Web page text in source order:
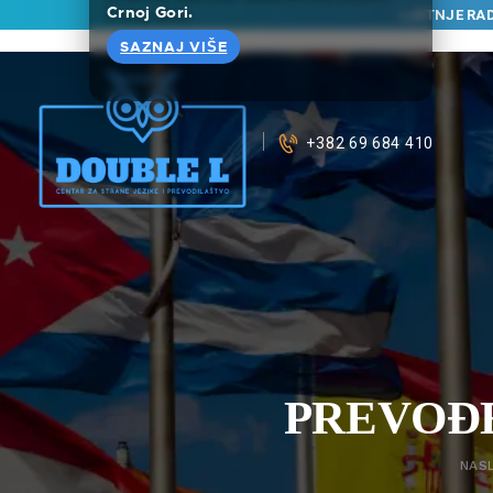
LJETNJE
+382 69 684 410
Crnoj Gori.
SAZNAJ VIŠE